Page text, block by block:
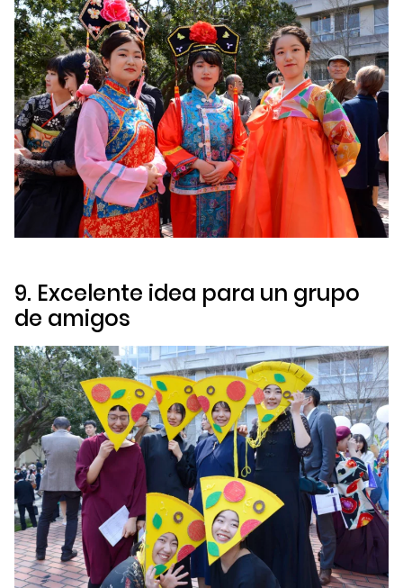
9. Excelente idea para un grupo
de amigos